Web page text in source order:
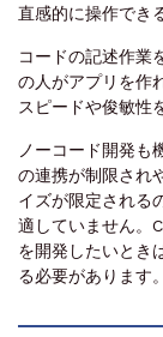
直感的に操作でき
コードの記述作業
の人がアプリを作
スピードや俊敏性
ノーコード開発も
の連携が制限され
イズが限定される
適していません。
を開発したいとき
る必要があります。